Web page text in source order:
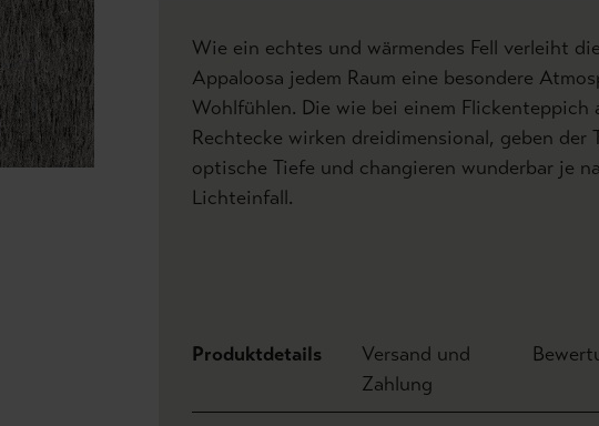
Wie ein echtes und wärmendes Fell verleiht
Appaloosa jedem Raum eine besondere
Wohlfühlen. Die wie bei einem Flickenteppich
Rechtecke wirken dreidimensional, geben der
optische Tiefe und changieren wunderbar je
Lichteinfall.
Produktdetails
Versand und
Zahlung